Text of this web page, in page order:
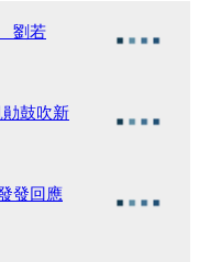
劉若
鼓吹新
發回應